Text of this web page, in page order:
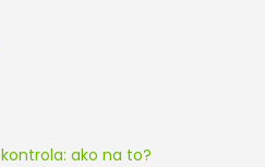
ako na to?